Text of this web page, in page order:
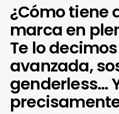
¿Cómo tiene
marca en
Te lo
avanzada,
genderless…